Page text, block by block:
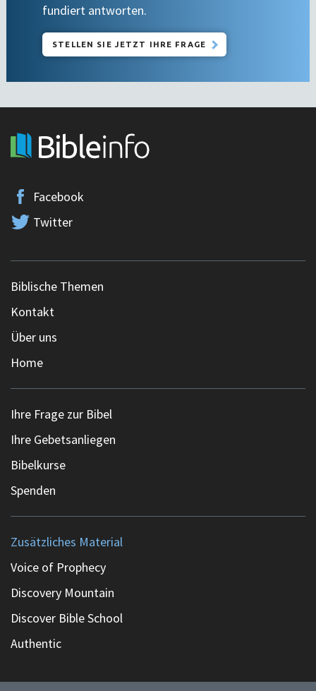
fundiert antworten.
STELLEN SIE JETZT IHRE FRAGE
Facebook
Twitter
Biblische Themen
Kontakt
Über uns
Home
Ihre Frage zur Bibel
Ihre Gebetsanliegen
Bibelkurse
Spenden
Zusätzliches Material
Voice of Prophecy
Discovery Mountain
Discover Bible School
Authentic